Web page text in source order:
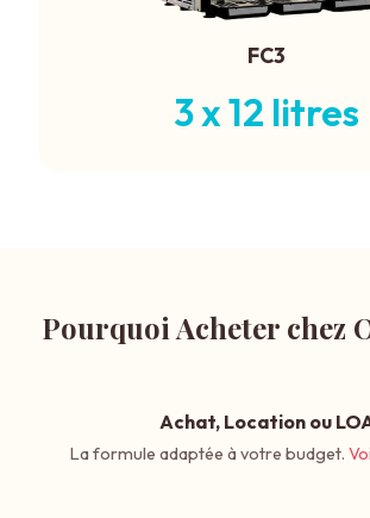
FC3
3 x 12 litres
Pourquoi Acheter chez
Achat, Location ou
La formule adaptée à votre budget.